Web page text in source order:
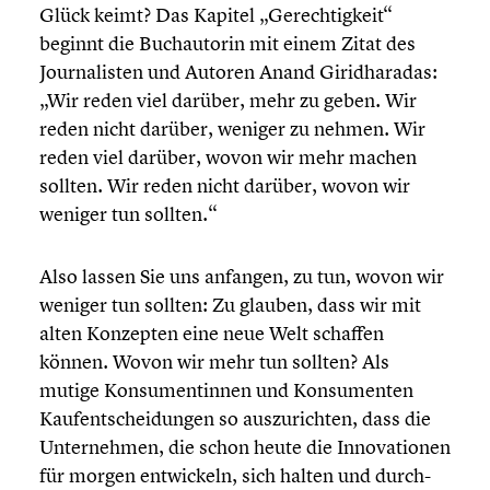
Glück keimt? Das Kapitel „Gerech­tig­keit“
beginnt die Buchau­to­rin mit einem Zitat des
Journa­lis­ten und Autoren Anand Girid­ha­ra­das:
„Wir reden viel darüber, mehr zu geben. Wir
reden nicht darüber, weniger zu nehmen. Wir
reden viel darüber, wovon wir mehr machen
sollten. Wir reden nicht darüber, wovon wir
weniger tun sollten.“
Also lassen Sie uns anfangen, zu tun, wovon wir
weniger tun sollten: Zu glauben, dass wir mit
alten Konzepten eine neue Welt schaffen
können. Wovon wir mehr tun sollten? Als
mutige Konsu­men­tin­nen und Konsu­men­ten
Kaufent­schei­dun­gen so auszu­rich­ten, dass die
Unter­neh­men, die schon heute die Innova­tio­nen
für morgen entwi­ckeln, sich halten und durch­